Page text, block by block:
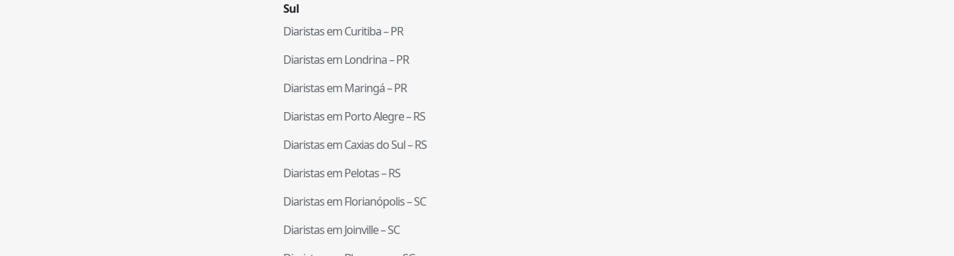
Sul
Diaristas emCuritiba–PR
Diaristas emLondrina–PR
Diaristas emMaringá–PR
Diaristas emPorto Alegre–RS
Diaristas emCaxias do Sul–RS
Diaristas emPelotas–RS
Diaristas emFlorianópolis–SC
Diaristas emJoinville–SC